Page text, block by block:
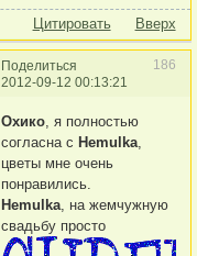
Цитировать Вверх
Поделиться
186
2012-09-12 00:13:21
Охико , я полностью
согласна с Hemulka
цветы мне очень
понравились.
Hemulka , на жемчужную
свадьбу просто